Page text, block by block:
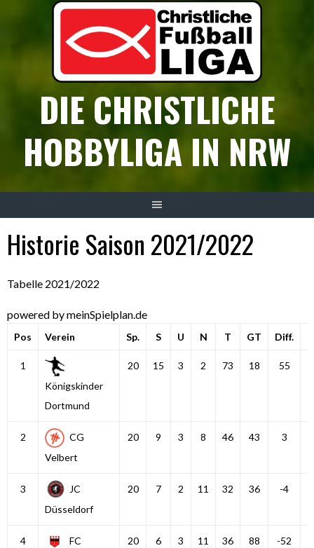
DIE CHRISTLICHE
HOBBYLIGA IN NRW
Historie Saison 2021/2022
Tabelle 2021/2022
powered by meinSpielplan.de
Pos Verein Sp. S U N T GT Diff.
1
Königskinder
Dortmund
20 15 3 2 73 18 55
2
CG
Velbert
20 9 3 8 46 43 3
3
JC
Düsseldorf
20 7 2 11 32 36 -4
4
FC
20 6 3 11 36 88 -52